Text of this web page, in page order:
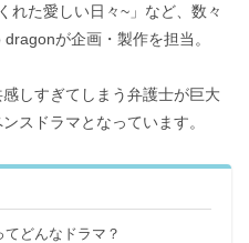
れた愛しい日々~」など、数々
が企画・製作を担当。
しすぎてしまう弁護士が巨大
スドラマとなっています。
どんなドラマ？